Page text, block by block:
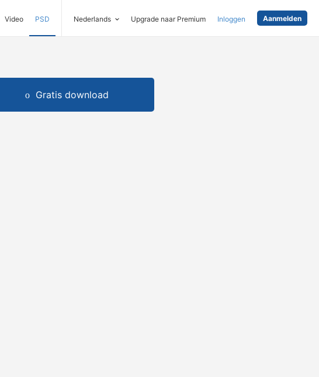
Video PSD Nederlands Upgrade naar Premium Inloggen Aanmelden
Gratis download